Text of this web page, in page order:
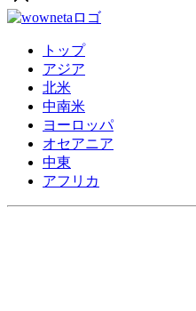
トップ
アジア
北米
中南米
ヨーロッパ
オセアニア
中東
アフリカ